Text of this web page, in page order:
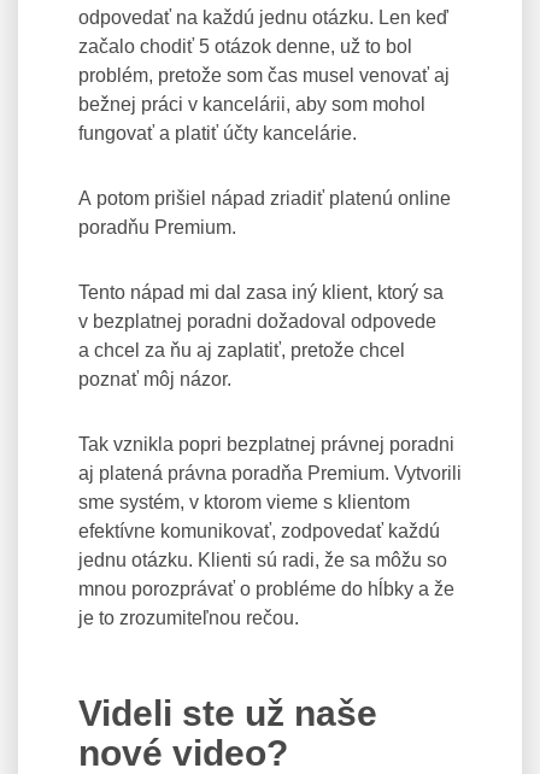
odpovedať na každú jednu otázku. Len keď
začalo chodiť 5 otázok denne, už to bol
problém, pretože som čas musel venovať aj
bežnej práci v kancelárii, aby som mohol
fungovať a platiť účty kancelárie.
A potom prišiel nápad zriadiť platenú online
poradňu Premium.
Tento nápad mi dal zasa iný klient, ktorý sa
v bezplatnej poradni dožadoval odpovede
a chcel za ňu aj zaplatiť, pretože chcel
poznať môj názor.
Tak vznikla popri bezplatnej právnej poradni
aj platená právna poradňa Premium. Vytvorili
sme systém, v ktorom vieme s klientom
efektívne komunikovať, zodpovedať každú
jednu otázku. Klienti sú radi, že sa môžu so
mnou porozprávať o probléme do hĺbky a že
je to zrozumiteľnou rečou.
Videli ste už naše
nové video?